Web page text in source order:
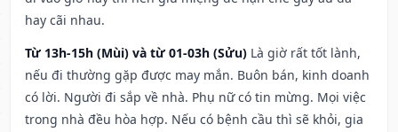
hay cãi nhau.
Từ 13h-15h (Mùi) và từ 01-03h (Sửu) Là giờ rất tốt lành,
nếu đi thường gặp được may mắn. Buôn bán, kinh doanh
có lời. Người đi sắp về nhà. Phụ nữ có tin mừng. Mọi việc
trong nhà đều hòa hợp. Nếu có bệnh cầu thì sẽ khỏi, gia